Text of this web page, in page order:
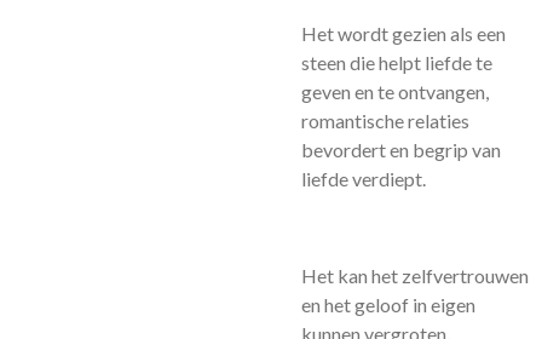
Het wordt gezien als een
steen die helpt liefde te
geven en te ontvangen,
romantische relaties
bevordert en begrip van
liefde verdiept.
Het kan het zelfvertrouwen
en het geloof in eigen
kunnen vergroten,